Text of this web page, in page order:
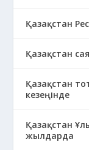
Қазақстан
Қазақстан
Қазақстан
кезеңінде
Қазақстан
жылдарда